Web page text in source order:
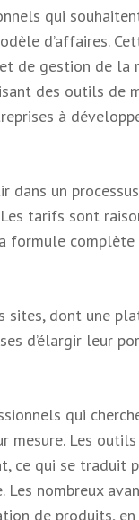
qui
d’affaires.
de gestion de
des outils de
à
dans un
tarifs sont
formule
dont une
d’élargir leur
qui
mesure. Les
qui se traduit
nombreux
de produits,